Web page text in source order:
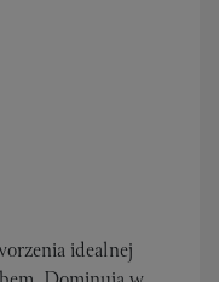
idealnej